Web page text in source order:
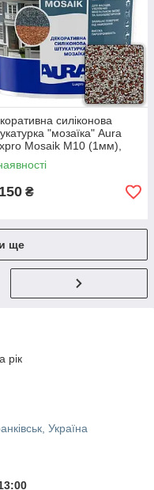
силіконова
"мозаїка" Aura
Mosaik M10 (1мм),
15кг
₴
ще
рік
Україна